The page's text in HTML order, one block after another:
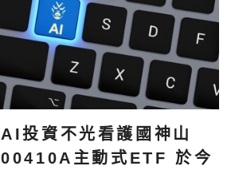
AI投資不光看護國神山
00410A主動式ETF 於今